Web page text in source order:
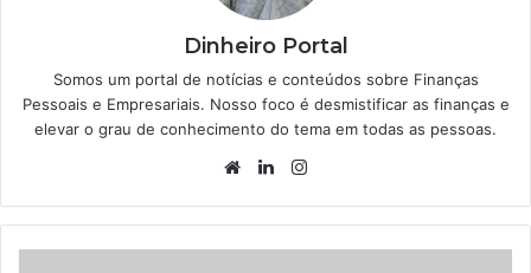
Dinheiro Portal
Somos um portal de notícias e conteúdos sobre Finanças
Pessoais e Empresariais. Nosso foco é desmistificar as finanças e
elevar o grau de conhecimento do tema em todas as pessoas.
WebsiteLinkedin